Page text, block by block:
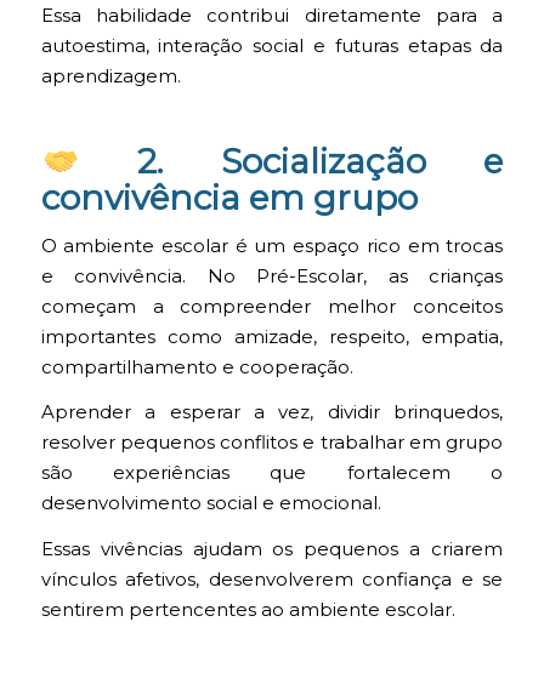
Essa habilidade contribui diretamente para a
autoestima, interação social e futuras etapas da
aprendizagem.
2. Socialização e
convivência em grupo
O ambiente escolar é um espaço rico em trocas
e convivência. No Pré-Escolar, as crianças
começam a compreender melhor conceitos
importantes como amizade, respeito, empatia,
compartilhamento e cooperação.
Aprender a esperar a vez, dividir brinquedos,
resolver pequenos conflitos e trabalhar em grupo
são experiências que fortalecem o
desenvolvimento social e emocional.
Essas vivências ajudam os pequenos a criarem
vínculos afetivos, desenvolverem confiança e se
sentirem pertencentes ao ambiente escolar.